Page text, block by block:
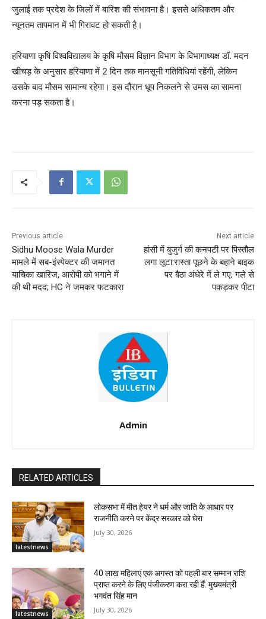
जुलाई तक प्रदेश के जिलों में बारिश की संभावना है। इससे अधिकतम और
न्यूनतम तापमान में भी गिरावट हो सकती है।
हरियाणा कृषि विश्वविद्यालय के कृषि मौसम विज्ञान विभाग के विभागाध्यक्ष डॉ. मदन
खीचड़ के अनुसार हरियाणा में 2 दिन तक मानसूनी गतिविधियां रहेंगी, लेकिन
उसके बाद मौसम सामान्य रहेगा। इस दौरान धूप निकलने से उमस का सामना
करना पड़ सकता है।
Previous article
Sidhu Moose Wala Murder
मामले में सब-इंस्पेक्टर की जमानत
याचिका खारिज, आरोपी को भगाने में
की थी मदद; HC ने जमकर फटकारा
Next article
हांसी में बुजुर्ग की कनपटी पर पिस्तौल
लगा लूटा:रास्ता पूछने के बहाने बाइक
पर बैठा अंधेरे में ले गए; गले से
पकड़कर पीटा
Admin
RELATED ARTICLES
latestnews
लोकसभा में मीत हेयर ने धर्म और जाति के आधार पर
राजनीति करने पर केंद्र सरकार को घेरा
July 30, 2026
latestnews
40 लाख महिलाएं एक अगस्त को पहली बार सम्मान राशि
प्राप्त करने के लिए पंजीकरण करा रही हैं: मुख्यमंत्री
भगवंत सिंह मान
July 30, 2026